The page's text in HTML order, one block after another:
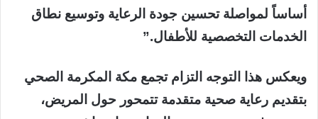
أساساً لمواصلة تحسين جودة الرعاية وتوسيع نطاق
الخدمات التخصصية للأطفال.”
ويعكس هذا التوجه التزام تجمع مكة المكرمة الصحي
بتقديم رعاية صحية متقدمة تتمحور حول المريض،